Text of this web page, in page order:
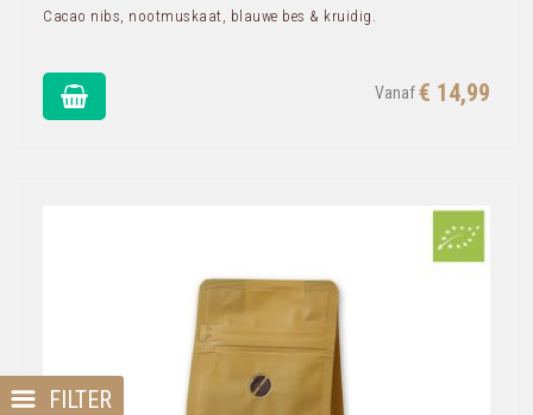
FILTER
Cacao nibs, nootmuskaat, blauwe bes & kruidig.
€ 14,99